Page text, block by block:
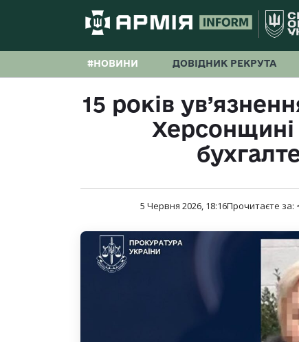
#НОВИНИ ДОВІДНИК РЕКРУТА
15 років
Херсонщині
5 Червня 2026, 18:16Прочитаєте за: